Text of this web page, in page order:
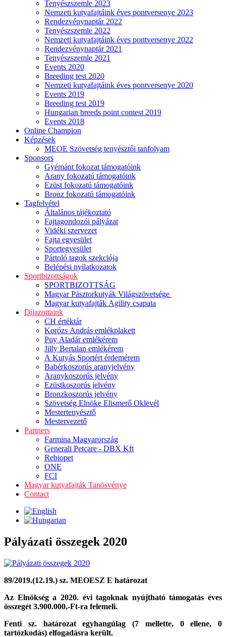
Tenyészszemle 2023
Nemzeti kutyafajtáink éves pontversenye 2023
Rendezvénynaptár 2022
Tenyészszemle 2022
Nemzeti kutyafajtáink éves pontversenye 2022
Rendezvénynaptár 2021
Tenyészszemle 2021
Events 2020
Breeding test 2020
Nemzeti kutyafajtáink éves pontversenye 2020
Events 2019
Breeding test 2019
Hungarian breeds point contest 2019
Events 2018
Online Champion
Képzések
MEOE Szövetség tenyésztői tanfolyam
Sponsors
Gyémánt fokozat támogatóink
Arany fokozatú támogatóink
Ezüst fokozatú támogatóink
Bronz fokozatú támogatóink
Tagfelvétel
Általános tájékoztató
Fajtagondozói pályázat
Vidéki szervezet
Fajta egyesület
Sportegyesület
Pártoló tagok szekciója
Belépési nyilatkozatok
Sportbizottságok
SPORTBIZOTTSÁG
Magyar Pásztorkutyák Világszövetsége
Magyar kutyafajták Agility csapata
Díjazottaink
CH értéktár
Korózs András emlékplakett
Puy Aladár emlékérem
Jilly Bertalan emlékérem
A Kutyás Sportért érdemérem
Babérkoszorús aranyjelvény
Aranykoszorús jelvény
Ezüstkoszorús jelvény
Bronzkoszorús jelvény
Szövetség Elnöke Elismerő Oklevél
Mestertenyésztő
Mestervezető
Partners
Farmina Magyarország
Generali Petcare - DBX Kft
Rebiopet
ONE
FCI
Magyar kutyafajták Tanösvénye
Contact
Pályázati összegek 2020
89/2019.(12.19.) sz. MEOESZ E határozat
Az Elnökség a 2020. évi tagoknak nyújtható támogatás éves
összegét 3.900.000,-Ft-ra felemeli.
Fenti sz. határozat egyhangúlag (7 mellette, 0 ellene, 0
tartózkodás) elfogadásra került.